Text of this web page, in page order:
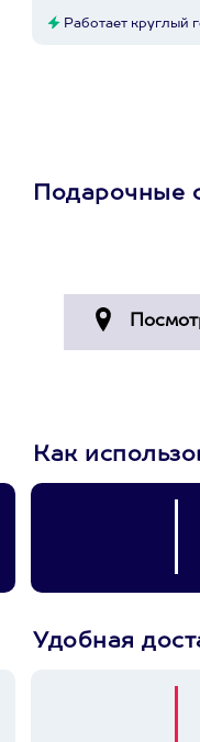
Работает круглый
Подарочные
Как
Удобная